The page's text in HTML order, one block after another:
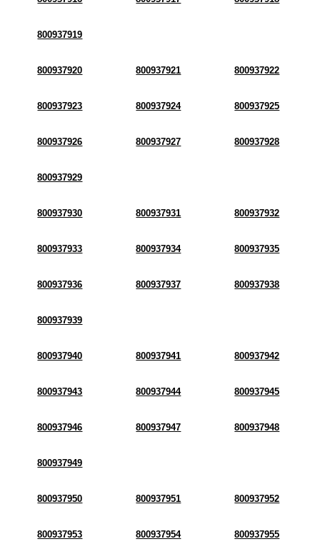
800937919
800937920 800937921 800937922
800937923 800937924 800937925
800937926 800937927 800937928
800937929
800937930 800937931 800937932
800937933 800937934 800937935
800937936 800937937 800937938
800937939
800937940 800937941 800937942
800937943 800937944 800937945
800937946 800937947 800937948
800937949
800937950 800937951 800937952
800937953 800937954 800937955